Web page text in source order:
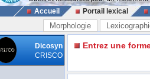
Accueil Portail lexical
Morphologie
Dicosyn
CRISCO
Entrez une